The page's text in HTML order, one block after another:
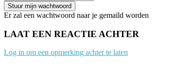
Er zal een wachtwoord naar je gemaild worden
LAAT EEN REACTIE ACHTER
Log in om een opmerking achter te laten